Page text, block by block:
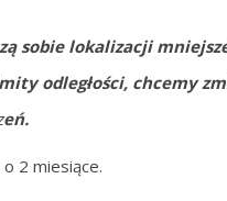
sobie lokalizacji
odległości, chcemy
eń.
2 miesiące.